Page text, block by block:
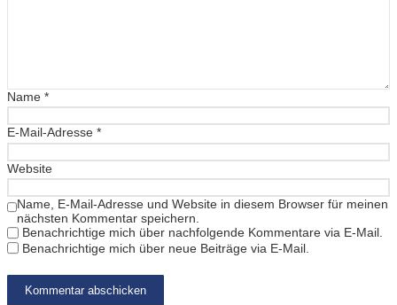
Name *
E-Mail-Adresse *
Website
Name, E-Mail-Adresse und Website in diesem Browser für meinen
nächsten Kommentar speichern.
Benachrichtige mich über nachfolgende Kommentare via E-Mail.
Benachrichtige mich über neue Beiträge via E-Mail.